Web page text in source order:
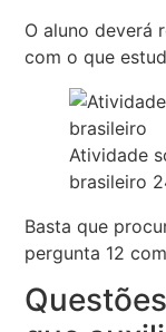
O aluno deverá
com o que
Atividade
brasileiro
Basta que
pergunta 12